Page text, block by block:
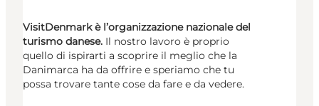
VisitDenmark è l’organizzazione nazionale del
turismo danese. Il nostro lavoro è proprio
quello di ispirarti a scoprire il meglio che la
Danimarca ha da offrire e speriamo che tu
possa trovare tante cose da fare e da vedere.